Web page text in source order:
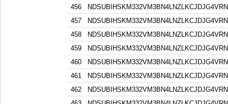
456
457
458
459
460
461
462